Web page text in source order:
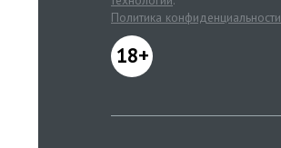
Политика конфиденциальности
18+